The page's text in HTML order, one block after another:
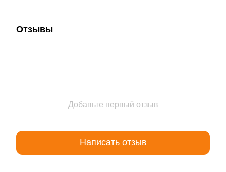
Отзывы
Добавьте первый отзыв
Написать отзыв